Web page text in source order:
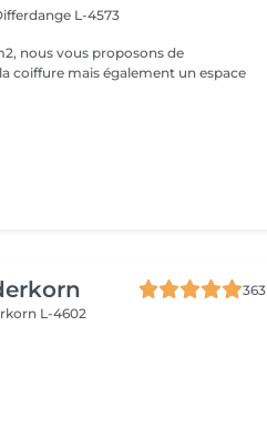
L-4573
nous vous proposons de
coiffure mais également un espace
363
L-4602